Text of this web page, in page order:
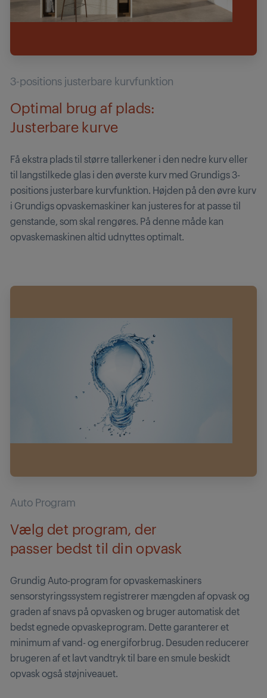
3-positions justerbare kurvfunktion
Optimal brug af plads:
Justerbare kurve
Få ekstra plads til større tallerkener i den nedre kurv eller
til langstilkede glas i den øverste kurv med Grundigs 3-
positions justerbare kurvfunktion. Højden på den øvre kurv
i Grundigs opvaskemaskiner kan justeres for at passe til
genstande, som skal rengøres. På denne måde kan
opvaskemaskinen altid udnyttes optimalt.
Auto Program
Vælg det program, der
passer bedst til din opvask
Grundig Auto-program for opvaskemaskiners
sensorstyringssystem registrerer mængden af opvask og
graden af snavs på opvasken og bruger automatisk det
bedst egnede opvaskeprogram. Dette garanterer et
minimum af vand- og energiforbrug. Desuden reducerer
brugeren af et lavt vandtryk til bare en smule beskidt
opvask også støjniveauet.